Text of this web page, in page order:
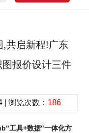
,共启新程!广东
报价设计三件
浏览次数： 186
工具+数据"一体化方